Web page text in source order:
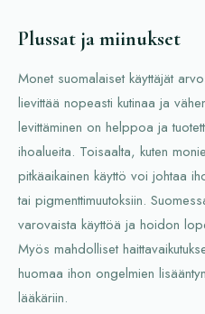
Plussat ja miinukset
Monet suomalaiset käyttäjät
lievittää nopeasti kutinaa ja
levittäminen on helppoa ja
ihoalueita. Toisaalta, kuten
pitkäaikainen käyttö voi johtaa
tai pigmenttimuutoksiin.
varovaista käyttöä ja hoidon
Myös mahdolliset
huomaa ihon ongelmien
lääkäriin.